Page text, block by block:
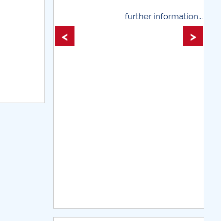
further
< >